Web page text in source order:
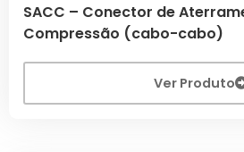
SACC – Conector de
Compressão (cabo-cabo)
Ver Produto